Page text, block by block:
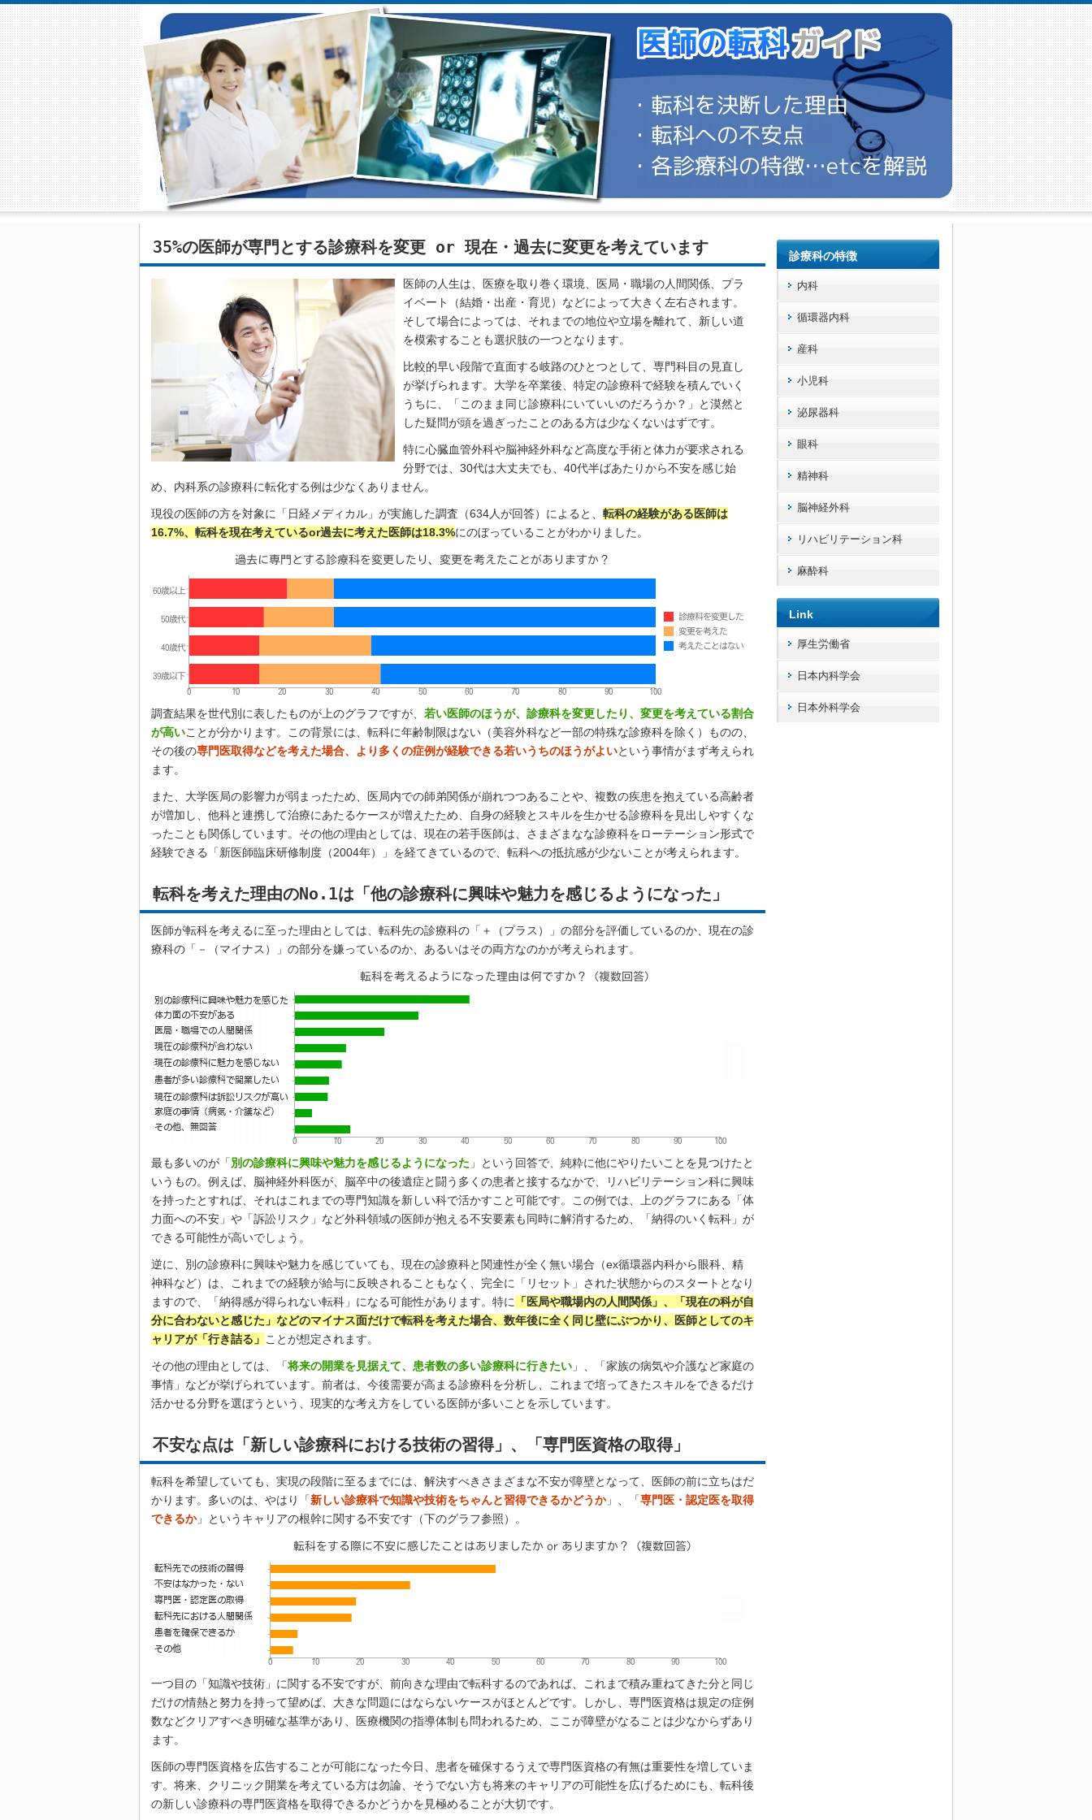
35%の医師が専門とする診療科を変更 or 現在・過去に変更を考えています
医師の人生は、医療を取り巻く環境、医局・職場の人間関係、プラ
イベート（結婚・出産・育児）などによって大きく左右されます。
そして場合によっては、それまでの地位や立場を離れて、新しい道
を模索することも選択肢の一つとなります。
比較的早い段階で直面する岐路のひとつとして、専門科目の見直し
が挙げられます。大学を卒業後、特定の診療科で経験を積んでいく
うちに、「このまま同じ診療科にいていいのだろうか？」と漠然と
した疑問が頭を過ぎったことのある方は少なくないはずです。
特に心臓血管外科や脳神経外科など高度な手術と体力が要求される
分野では、30代は大丈夫でも、40代半ばあたりから不安を感じ始
め、内科系の診療科に転化する例は少なくありません。
現役の医師の方を対象に「日経メディカル」が実施した調査（634人が回答）によると、 転科の経験がある医師は
16.7%、転科を現在考えているor過去に考えた医師は18.3%にのぼっていることがわかりました。
調査結果を世代別に表したものが上のグラフですが、 若い医師のほうが、診療科を変更したり、変更を考えている割合
が高いことが分かります。この背景には、転科に年齢制限はない（美容外科など一部の特殊な診療科を除く）ものの、
その後の専門医取得などを考えた場合、より多くの症例が経験できる若いうちのほうがよいという事情がまず考えられ
ます。
また、大学医局の影響力が弱まったため、医局内での師弟関係が崩れつつあることや、複数の疾患を抱えている高齢者
が増加し、他科と連携して治療にあたるケースが増えたため、自身の経験とスキルを生かせる診療科を見出しやすくな
ったことも関係しています。その他の理由としては、現在の若手医師は、さまざまなな診療科をローテーション形式で
経験できる「新医師臨床研修制度（2004年）」を経てきているので、転科への抵抗感が少ないことが考えられます。
転科を考えた理由のNo.1は「他の診療科に興味や魅力を感じるようになった」
医師が転科を考えるに至った理由としては、転科先の診療科の「＋（プラス）」の部分を評価しているのか、現在の診
療科の「－（マイナス）」の部分を嫌っているのか、あるいはその両方なのかが考えられます。
最も多いのが「別の診療科に興味や魅力を感じるようになった 」という回答で、純粋に他にやりたいことを見つけたと
いうもの。例えば、脳神経外科医が、脳卒中の後遺症と闘う多くの患者と接するなかで、リハビリテーション科に興味
を持ったとすれば、それはこれまでの専門知識を新しい科で活かすこと可能です。この例では、上のグラフにある「体
力面への不安」や「訴訟リスク」など外科領域の医師が抱える不安要素も同時に解消するため、「納得のいく転科」が
できる可能性が高いでしょう。
逆に、別の診療科に興味や魅力を感じていても、現在の診療科と関連性が全く無い場合（ex循環器内科から眼科、精
神科など）は、これまでの経験が給与に反映されることもなく、完全に「リセット」された状態からのスタートとなり
ますので、「納得感が得られない転科」になる可能性があります。特に
「医局や職場内の人間関係」、「現在の科が自
分に合わないと感じた」などのマイナス面だけで転科を考えた場合、数年後に全く同じ壁にぶつかり、医師としてのキ
ャリアが「行き詰る」 ことが想定されます。
その他の理由としては、「将来の開業を見据えて、患者数の多い診療科に行きたい 」、「家族の病気や介護など家庭の
事情」などが挙げられています。前者は、今後需要が高まる診療科を分析し、これまで培ってきたスキルをできるだけ
活かせる分野を選ぼうという、現実的な考え方をしている医師が多いことを示しています。
不安な点は「新しい診療科における技術の習得」、「専門医資格の取得」
転科を希望していても、実現の段階に至るまでには、解決すべきさまざまな不安が障壁となって、医師の前に立ちはだ
かります。多いのは、やはり「新しい診療科で知識や技術をちゃんと習得できるかどうか」、「専門医・認定医を取得
できるか」というキャリアの根幹に関する不安です（下のグラフ参照）。
一つ目の「知識や技術」に関する不安ですが、前向きな理由で転科するのであれば、これまで積み重ねてきた分と同じ
だけの情熱と努力を持って望めば、大きな問題にはならないケースがほとんどです。しかし、専門医資格は規定の症例
数などクリアすべき明確な基準があり、医療機関の指導体制も問われるため、ここが障壁がなることは少なからずあり
ます。
医師の専門医資格を広告することが可能になった今日、患者を確保するうえで専門医資格の有無は重要性を増していま
す。将来、クリニック開業を考えている方は勿論、そうでない方も将来のキャリアの可能性を広げるためにも、転科後
の新しい診療科の専門医資格を取得できるかどうかを見極めることが大切です。
診療科の特徴
内科
循環器内科
産科
小児科
泌尿器科
眼科
精神科
脳神経外科
リハビリテーション科
麻酔科
Link
厚生労働省
日本内科学会
日本外科学会